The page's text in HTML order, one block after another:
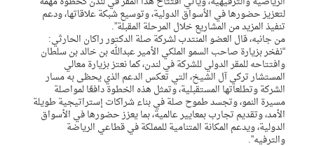
لتعزيز حضورها في الأسواق الدولية، وتوسيع شبكة علاقاتها، ودعم
تنفيذ المزيد من المشاريع خلال المرحلة المقبلة”.
من جانبه، قال العضو المنتدب لشركة صلة الدكتور راكان الحارثي:
“نفخر بزيارة صاحب السمو الملكي الأمير عبدالله بن خالد بن سلطان
وافتتاحه للمقر الدولي للشركة في لندن، كما نعتز بزيارة معالي
المستشار تركي آل الشيخ، التي تعكس الدعم الذي يحظى به مسار
الشركة وتطلعاتها المستقبلية، وتمثل هذه الخطوة دافعًا لمواصلة
مسيرة النمو، وتجسد طموح صلة في بناء شراكات إستراتيجية طويلة
الأمد، وتقديم تجارب بمعايير عالمية، بما يعزز حضورها في الأسواق
الدولية، ويدعم المكانة المتنامية للمملكة في قطاعي الرياضة
والترفيه”.